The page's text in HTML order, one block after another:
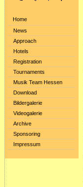
Home
News
Approach
Hotels
Registration
Tournaments
Musik Team Hessen
Download
Bildergalerie
Videogalerie
Archive
Sponsoring
Impressum